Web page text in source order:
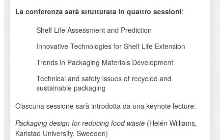
La conferenza sarà strutturata in quattro sessioni:
Shelf Life Assessment and Prediction
Innovative Technologies for Shelf Life Extension
Trends in Packaging Materials Development
Technical and safety issues of recycled and
sustainable packaging
Ciascuna sessione sarà introdotta da una keynote lecture:
Packaging design for reducing food waste(Helén Williams,
Karlstad University, Sweeden)